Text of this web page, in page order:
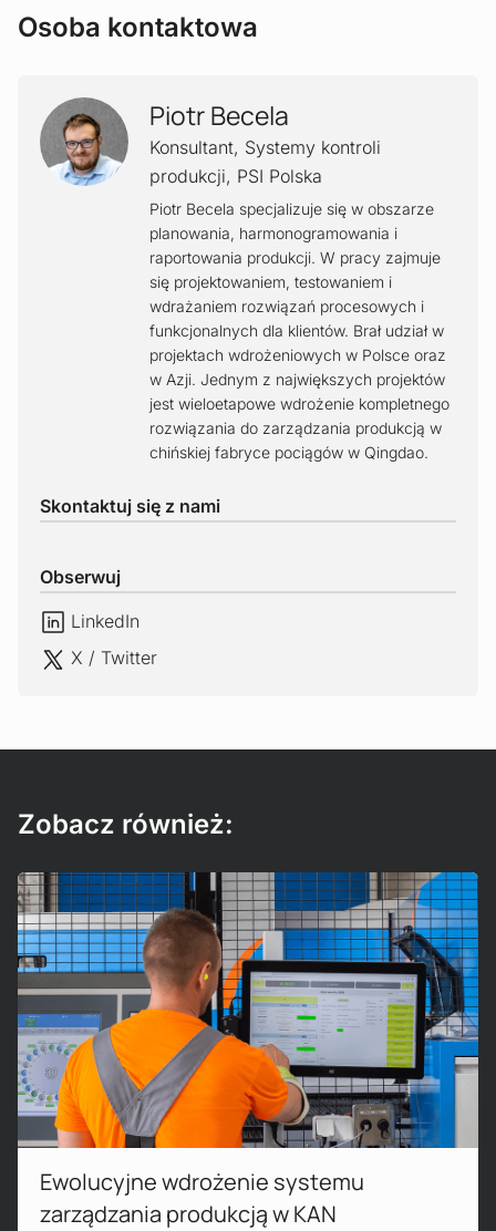
Osoba kontaktowa
Piotr Becela
Konsultant, Systemy kontroli
produkcji, PSI Polska
Piotr Becela specjalizuje się w obszarze
planowania, harmonogramowania i
raportowania produkcji. W pracy zajmuje
się projektowaniem, testowaniem i
wdrażaniem rozwiązań procesowych i
funkcjonalnych dla klientów. Brał udział w
projektach wdrożeniowych w Polsce oraz
w Azji. Jednym z największych projektów
jest wieloetapowe wdrożenie kompletnego
rozwiązania do zarządzania produkcją w
chińskiej fabryce pociągów w Qingdao.
Skontaktuj się z nami
Obserwuj
LinkedIn
LinkedIn
X / Twitter
X / Twitter
Zobacz również:
Ewolucyjne wdrożenie systemu
zarządzania produkcją w KAN
Czytaj więcej!